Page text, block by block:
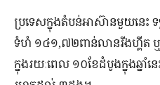
ប្រទេសក្នុងតំបន់អាស៊ានមួយនេះ
ទំហំ ១៤១,៧២ពាន់លានរីងហ្គីត
ក្នុងរយៈពេល ១០ខែដំបូងក្នុងឆ្នាំ